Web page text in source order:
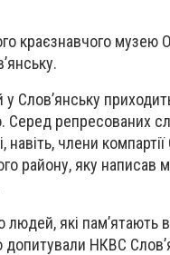
краєзнавчого музею
у Слов’янську
репресованих
навіть, члени
району, яку
людей, які
допитували НКВС